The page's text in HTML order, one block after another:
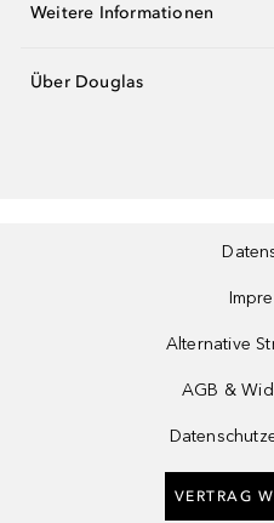
Weitere Informationen
Über Douglas
Alternative
AGB &
VERTRAG